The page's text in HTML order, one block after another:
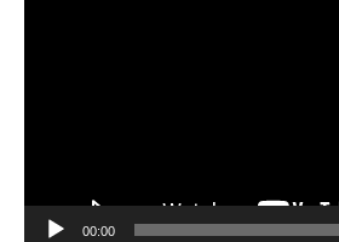
00:00